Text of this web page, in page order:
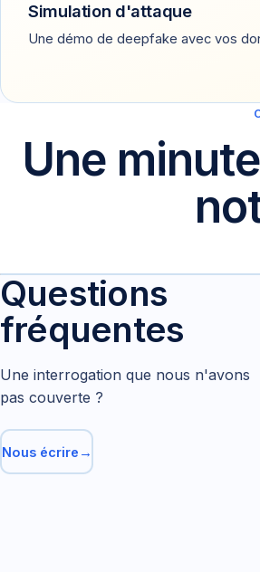
Simulation d'attaque
Une démo de deepfake avec vos
Une
Questions
fréquentes
Une interrogation que nous n'avons
pas couverte ?
Nous écrire →